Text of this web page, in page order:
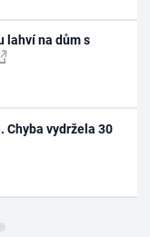
lahví na dům s
Chyba vydržela 30